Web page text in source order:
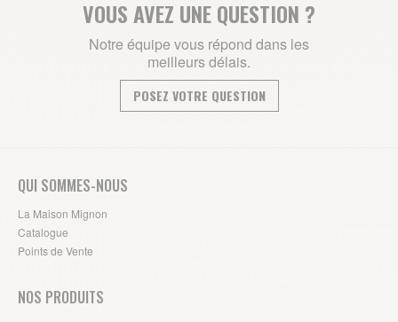
VOUS AVEZ UNE QUESTION ?
Notre équipe vous répond dans les
meilleurs délais.
POSEZ VOTRE QUESTION
QUI SOMMES-NOUS
La Maison Mignon
Catalogue
Points de Vente
NOS PRODUITS